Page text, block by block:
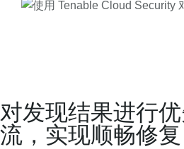
对发现结果进行
流，实现顺畅修复